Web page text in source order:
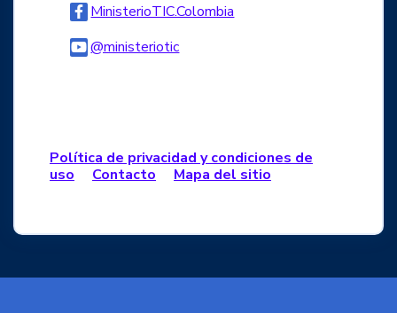
MinisterioTIC.Colombia
@ministerioticLogo Youtube
Política de privacidad y condiciones de
uso
Contacto Mapa del sitio